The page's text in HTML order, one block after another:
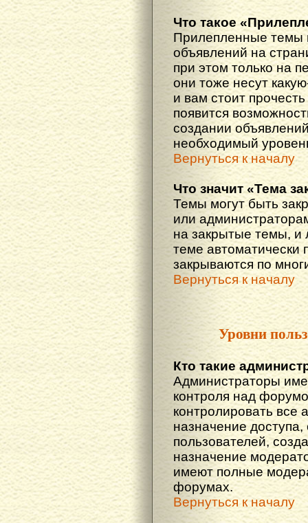
Что такое
Прилепленные темы
объявлений на
при этом только на
они тоже несут
и вам стоит
появится
создании
необходимый
Вернуться к началу
Что значит «Тема
Темы могут быть
или
на закрытые темы, и
теме автоматически
закрываются по
Вернуться к началу
Уровни
Кто такие
Администраторы
контроля над
контролировать все
назначение
пользователей,
назначение
имеют полные
форумах.
Вернуться к началу